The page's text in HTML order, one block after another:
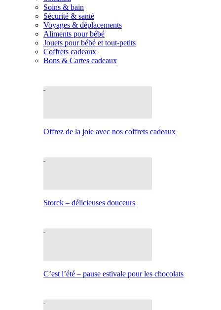
Soins & bain
Sécurité & santé
Voyages & déplacements
Aliments pour bébé
Jouets pour bébé et tout-petits
Coffrets cadeaux
Bons & Cartes cadeaux
Offrez de la joie avec nos coffrets cadeaux
Storck – délicieuses douceurs
C’est l’été – pause estivale pour les chocolats